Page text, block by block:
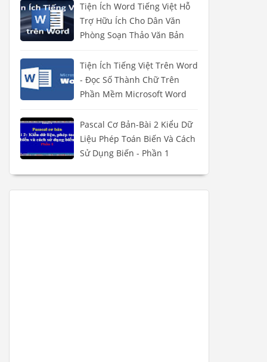
Tiện Ích Word Tiếng Việt Hỗ
Trợ Hữu Ích Cho Dân Văn
Phòng Soạn Thảo Văn Bản
Tiện Ích Tiếng Việt Trên Word
- Đọc Số Thành Chữ Trên
Phần Mềm Microsoft Word
Pascal Cơ Bản-Bài 2 Kiểu Dữ
Liệu Phép Toán Biến Và Cách
Sử Dụng Biến - Phần 1